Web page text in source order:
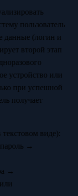
пользователь
данные (логин и
второй этап
устройство или
при успешной
получает
виде):
пароль →
→